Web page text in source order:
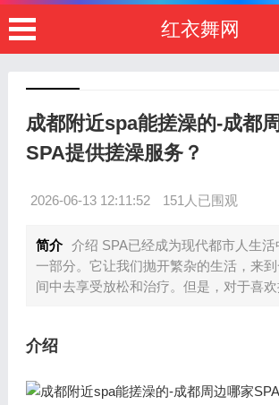
红衣舞网
成都附近spa能搓澡的-成都
SPA提供搓澡服务？
2026-06-13 12:11:52 151人已围观
简介 介绍 SPA已经成为现代都市人生
一部分。它让我们抛开繁杂的生活，来
间中去享受放松和治疗。但是，对于喜
介绍